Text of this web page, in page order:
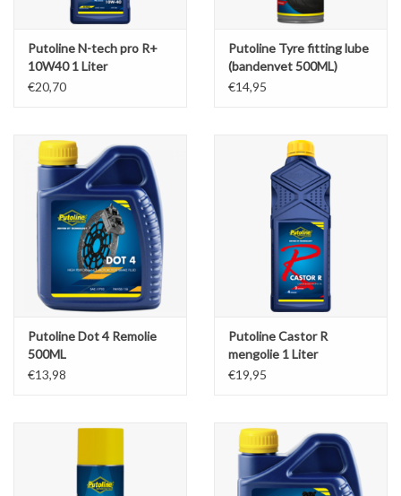
Putoline N-tech pro R+
10W40 1 Liter
€20,70
Putoline Tyre fitting lube
(bandenvet 500ML)
€14,95
Putoline Dot 4 Remolie
500ML
€13,98
Putoline Castor R
mengolie 1 Liter
€19,95